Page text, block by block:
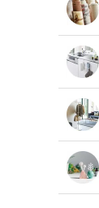
ガイドライン